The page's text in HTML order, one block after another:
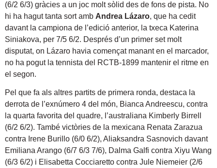
(6/2 6/3) gràcies a un joc molt sòlid des de fons de pista. No
hi ha hagut tanta sort amb Andrea Lázaro, que ha cedit
davant la campiona de l’edició anterior, la txeca Katerina
Siniakova, per 7/5 6/2. Després d’un primer set molt
disputat, on Lázaro havia començat manant en el marcador,
no ha pogut la tennista del RCTB-1899 mantenir el ritme en
el segon.
Pel que fa als altres partits de primera ronda, destaca la
derrota de l’exnúmero 4 del món, Bianca Andreescu, contra
la quarta favorita del quadre, l’australiana Kimberly Birrell
(6/2 6/2). També victòries de la mexicana Renata Zarazua
contra Irene Burillo (6/0 6/2), Aliaksandra Sasnovich davant
Emiliana Arango (6/7 6/3 7/6), Dalma Galfi contra Xiyu Wang
(6/3 6/2) i Elisabetta Cocciaretto contra Jule Niemeier (2/6